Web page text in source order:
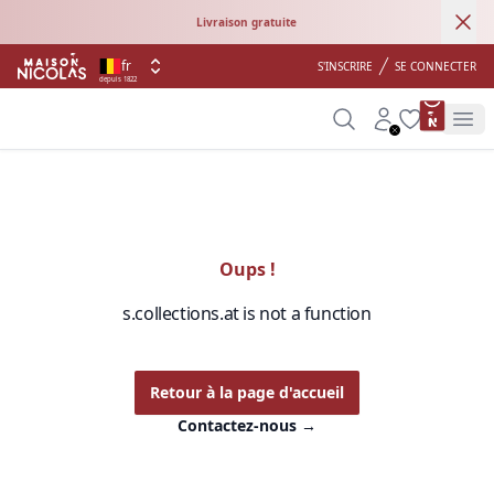
Livraison gratuite
depuis 1822
fr S'INSCRIRE SE CONNECTER
SearchAccount
Wishlist
Oups !
s.collections.at is not a function
Retour à la page d'accueil
Contactez-nous →